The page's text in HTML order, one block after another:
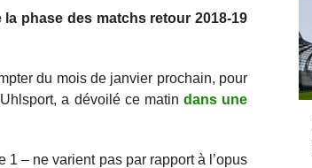
phase des matchs retour 2018-19
du mois de janvier prochain, pour
a dévoilé ce matin dans une
– ne varient pas par rapport à l’opus